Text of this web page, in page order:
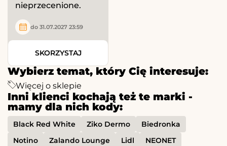
Wybierz temat, który Cię interesuje:
Więcej o sklepie
Inni klienci kochają też te marki -
mamy dla nich kody:
Black Red White Ziko Dermo
Biedronka
Notino
Zalando Lounge Lidl
NEONET
nieprzecenione.
do 31.07.2027 23:59
SKORZYSTAJ